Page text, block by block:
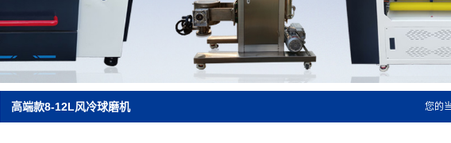
气流粉碎机
超声波粉碎机
土壤破碎研磨仪
振动研磨仪
高端款8-12L风冷球磨机 您的